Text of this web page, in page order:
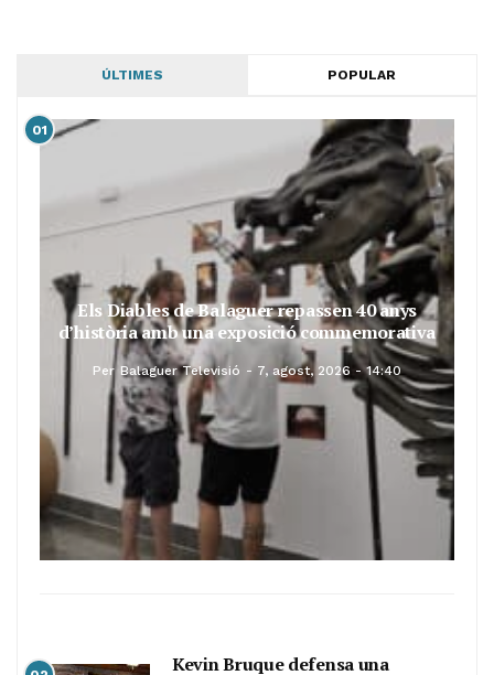
ÚLTIMES POPULAR
01
Els Diables de Balaguer repassen 40 anys
d’història amb una exposició commemorativa
Per Balaguer Televisió 7, agost, 2026 - 14:40
Kevin Bruque defensa una